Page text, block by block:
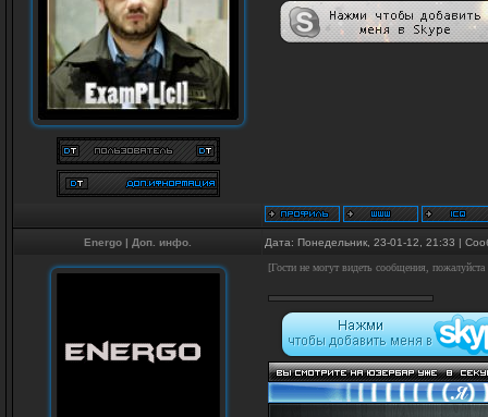
Energo | Доп. инфо. Дата: Понедельник, 23-01-12, 21:33 |
[Гости не могут видеть сообщения, пожалуйста